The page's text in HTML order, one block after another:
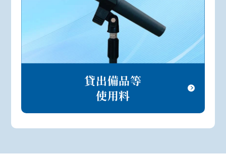
貸出備品等
使用料